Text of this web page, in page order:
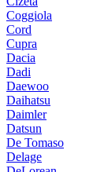
Coggiola
Cord
Cupra
Dacia
Dadi
Daewoo
Daihatsu
Daimler
Datsun
De Tomaso
Delage